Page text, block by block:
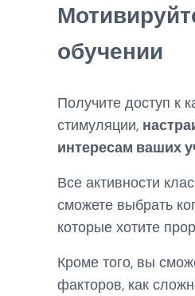
обучении
Получите доступ к
стимуляции,
интересам ваших
Все активности
сможете выбрать
которые хотите
Кроме того, вы
факторов, как